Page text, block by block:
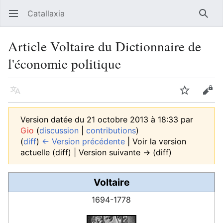
Ouvrir le menu principal Catallaxia
Article Voltaire du Dictionnaire de
l'économie politique
Langue Suivre
Version datée du 21 octobre 2013 à 18:33 par
Gio (discussion contributions)
(diff) ← Version précédente | Voir la version
actuelle (diff) | Version suivante → (diff)
Voltaire
1694-1778